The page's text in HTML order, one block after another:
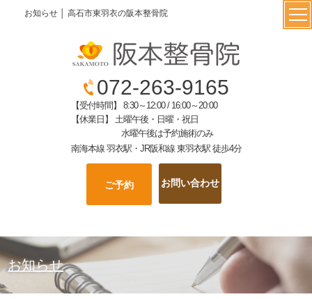
お知らせ │ 高石市東羽衣の阪本整骨院
072-263-9165
【受付時間】 8:30～12:00 / 16:00～20:00
【休業日】 土曜午後・日曜・祝日
水曜午後は予約施術のみ
南海本線 羽衣駅・JR阪和線 東羽衣駅 徒歩4分
ご予約 お問い合わせ
お知らせ